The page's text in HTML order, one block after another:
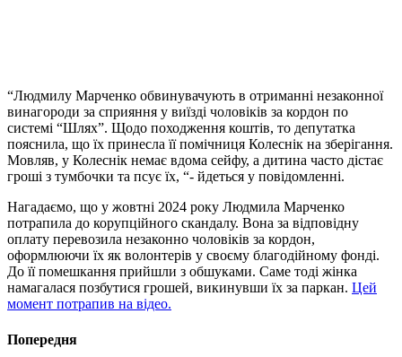
“Людмилу Марченко обвинувачують в отриманні незаконної
винагороди за сприяння у виїзді чоловіків за кордон по
системі “Шлях”. Щодо походження коштів, то депутатка
пояснила, що їх принесла її помічниця Колеснік на зберігання.
Мовляв, у Колеснік немає вдома сейфу, а дитина часто дістає
гроші з тумбочки та псує їх, “- йдеться у повідомленні.
Нагадаємо, що у жовтні 2024 року Людмила Марченко
потрапила до корупційного скандалу. Вона за відповідну
оплату перевозила незаконно чоловіків за кордон,
оформлюючи їх як волонтерів у своєму благодійному фонді.
До її помешкання прийшли з обшуками. Саме тоді жінка
намагалася позбутися грошей, викинувши їх за паркан. Цей
момент потрапив на відео.
Попередня